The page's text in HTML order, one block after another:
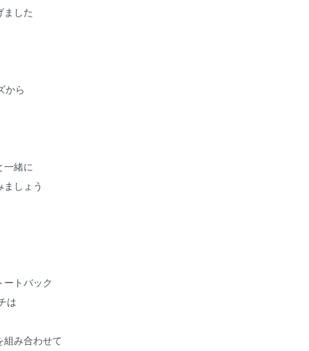
ました
から
一緒に
しょう
ートバック
は
み合わせて